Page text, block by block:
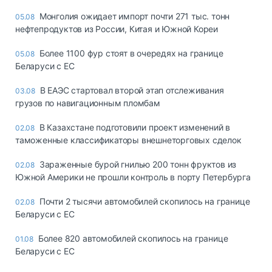
05.08 Монголия ожидает импорт почти 271 тыс. тонн
нефтепродуктов из России, Китая и Южной Кореи
05.08 Более 1100 фур стоят в очередях на границе
Беларуси с ЕС
03.08 В ЕАЭС стартовал второй этап отслеживания
грузов по навигационным пломбам
02.08 В Казахстане подготовили проект изменений в
таможенные классификаторы внешнеторговых сделок
02.08 Зараженные бурой гнилью 200 тонн фруктов из
Южной Америки не прошли контроль в порту Петербурга
02.08 Почти 2 тысячи автомобилей скопилось на границе
Беларуси с ЕС
01.08 Более 820 автомобилей скопилось на границе
Беларуси с ЕС